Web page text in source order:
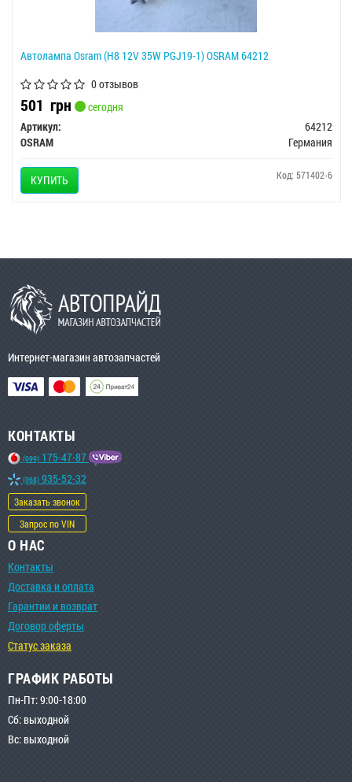
Автолампа Osram (H8 12V 35W PGJ19-1) OSRAM 64212
0 отзывов
501 грн
сегодня
Артикул:
64212
OSRAM
Германия
КУПИТЬ Код: 571402-6
Интернет-магазин автозапчастей
КОНТАКТЫ
(099) 175-47-87
(068) 935-52-32
Заказать звонок
Запрос по VIN
О НАС
Контакты
Доставка и оплата
Гарантии и возврат
Договор оферты
Статус заказа
ГРАФИК РАБОТЫ
Пн-Пт: 9:00-18:00
Сб: выходной
Вс: выходной